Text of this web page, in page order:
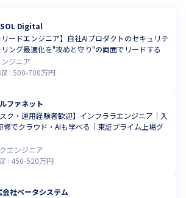
Digital
リードエンジニア】自社AIプロダクトのセキュリテ
ング最適化を"攻めと守り"の両面でリードする
ジニア
: 500-700万円
ファネット
スク・運用経験者歓迎】インフララエンジニア｜入
修でクラウド・AIも学べる｜東証プライム上場グ
エンジニア
: 450-520万円
会社ベータシステム